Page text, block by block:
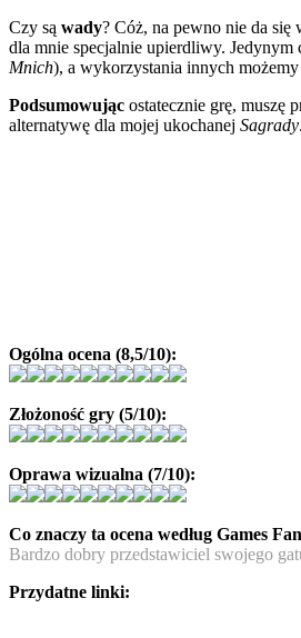
Czy są wady? Cóż, na pewno nie da
dla mnie specjalnie upierdliwy. Jedynym
Mnich), a wykorzystania innych
Podsumowując ostatecznie grę, muszę
alternatywę dla mojej ukochanej Sagrady
Ogólna ocena (8,5/10):
Złożoność gry (5/10):
Oprawa wizualna (7/10):
Co znaczy ta ocena według Games
Bardzo dobry przedstawiciel swojego
Przydatne linki: